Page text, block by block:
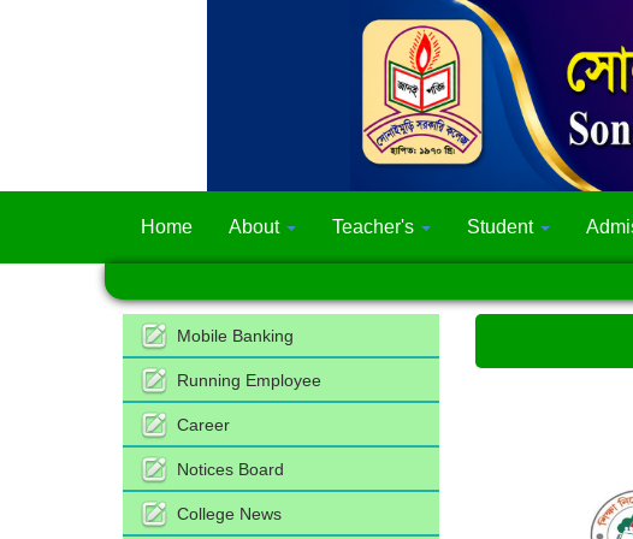
Home About Teacher's Student
Mobile Banking
Running Employee
Career
Notices Board
College News